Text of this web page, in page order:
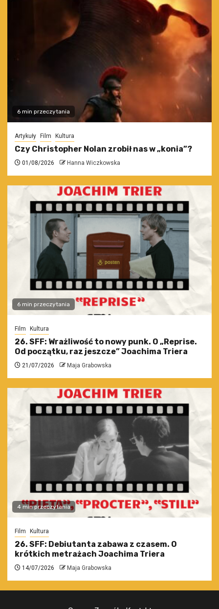
6 min przeczytania
Artykuły Film Kultura
Czy Christopher Nolan zrobił nas w „konia”?
01/08/2026 Hanna Wiczkowska
6 min przeczytania
Film Kultura
26. SFF: Wrażliwość to nowy punk. O „Reprise.
Od początku, raz jeszcze” Joachima Triera
21/07/2026 Maja Grabowska
4 min przeczytania
Film Kultura
26. SFF: Debiutanta zabawa z czasem. O
krótkich metrażach Joachima Triera
14/07/2026 Maja Grabowska